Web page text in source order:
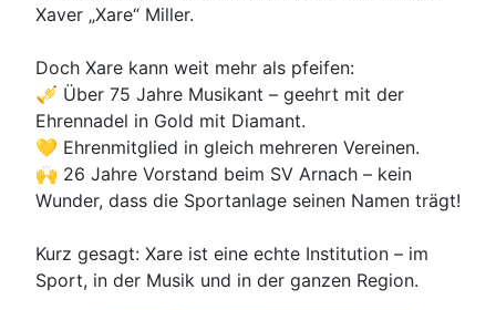
Xaver „Xare“ Miller.
Doch Xare kann weit mehr als pfeifen:
🎺 Über 75 Jahre Musikant – geehrt mit der
Ehrennadel in Gold mit Diamant.
💛 Ehrenmitglied in gleich mehreren Vereinen.
🙌 26 Jahre Vorstand beim SV Arnach – kein
Wunder, dass die Sportanlage seinen Namen trägt!
Kurz gesagt: Xare ist eine echte Institution – im
Sport, in der Musik und in der ganzen Region.